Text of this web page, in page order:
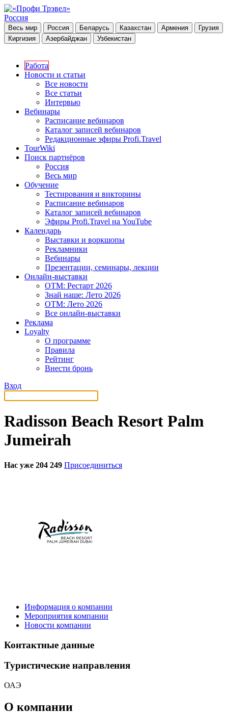
Россия
Весь мир Россия Беларусь Казахстан Армения
Грузия
Киргизия
Азербайджан Узбекистан
Работа
Новости и статьи
Все новости
Все статьи
Интервью
Вебинары
Расписание вебинаров
Каталог записей вебинаров
Редакционные эфиры Profi.Travel
TourWiki
Поиск партнёров
Россия
Весь мир
Обучение
Тестирования и викторины
Расписание вебинаров
Каталог записей вебинаров
Эфиры Profi.Travel на YouTube
Календарь
Выставки и воркшопы
Рекламники
Вебинары
Презентации, семинары, лекции
Онлайн-выставки
OTM: Рестарт 2026
Знай наше: Лето 2026
OTM: Лето 2026
Все онлайн-выставки
Реклама
Loyalty
О программе
Правила
Рейтинг
Внести бронь
Вход
Radisson Beach Resort Palm
Jumeirah
Нас уже 204 249 Присоединиться
Информация о компании
Мероприятия компании
Новости компании
Контактные данные
Туристическиe направления
ОАЭ
О компании